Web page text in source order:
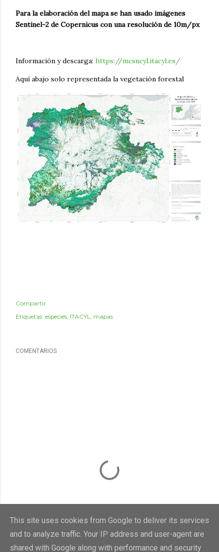
Para la elaboración del mapa se han usado imágenes
Sentinel-2 de Copernicus con una resolución de 10m/px
Información y descarga: https://mcsncyl.itacyl.es/
Aquí abajo solo representada la vegetación forestal
Compartir
Etiquetas: especies ITACYL mapas
COMENTARIOS
This site uses cookies from Google to deliver its services
and to analyze traffic. Your IP address and user-agent are
shared with Google along with performance and security